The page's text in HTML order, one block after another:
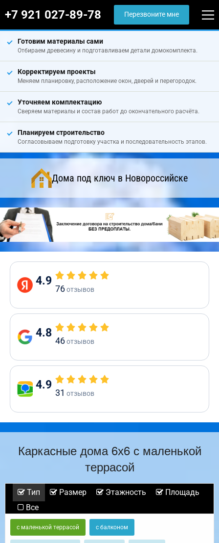
+7 921 027-89-78 Перезвоните мне
Готовим материалы сами
Отбираем древесину и подготавливаем детали домокомплекта.
Корректируем проекты
Меняем планировку, расположение окон, дверей и перегородок.
Уточняем комплектацию
Сверяем материалы и состав работ до окончательного расчёта.
Планируем строительство
Согласовываем подготовку участка и последовательность этапов.
Дома под ключ в Новороссийске
4.9
76отзывов
4.8
46отзывов
4.9
31 отзывов
Каркасные дома 6х6 с маленькой
террасой
Тип Размер Этажность
Площадь
Все
с маленькой террасой с балконом